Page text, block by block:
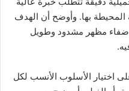
المحيطة بها. وأوضح أن الهدف
مظهر مشدود وطويل
اختيار الأسلوب الأنسب لكل